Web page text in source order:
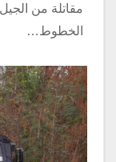
مقاتلة من
الخطوط…